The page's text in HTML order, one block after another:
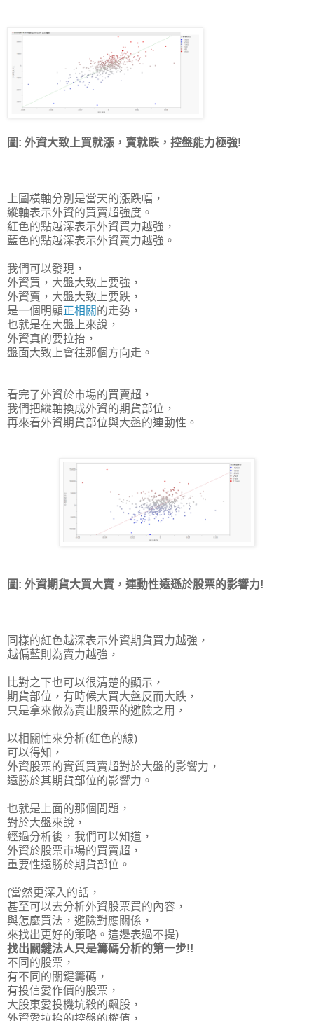
圖: 外資大致上買就漲，賣就跌，控盤能力極強!
上圖橫軸分別是當天的漲跌幅，
縱軸表示外資的買賣超強度。
紅色的點越深表示外資買力越強，
藍色的點越深表示外資賣力越強。
我們可以發現，
外資買，大盤大致上要強，
外資賣，大盤大致上要跌，
是一個明顯正相關的走勢，
也就是在大盤上來說，
外資真的要拉抬，
盤面大致上會往那個方向走。
看完了外資於市場的買賣超，
我們把縱軸換成外資的期貨部位，
再來看外資期貨部位與大盤的連動性。
圖: 外資期貨大買大賣，連動性遠遜於股票的影響力!
同樣的紅色越深表示外資期貨買力越強，
越偏藍則為賣力越強，
比對之下也可以很清楚的顯示，
期貨部位，有時候大買大盤反而大跌，
只是拿來做為賣出股票的避險之用，
以相關性來分析(紅色的線)
可以得知，
外資股票的實質買賣超對於大盤的影響力，
遠勝於其期貨部位的影響力。
也就是上面的那個問題，
對於大盤來說，
經過分析後，我們可以知道，
外資於股票市場的買賣超，
重要性遠勝於期貨部位。
(當然更深入的話，
甚至可以去分析外資股票買的內容，
與怎麼買法，避險對應關係，
來找出更好的策略。這邊表過不提)
找出關鍵法人只是籌碼分析的第一步!!
不同的股票，
有不同的關鍵籌碼，
有投信愛作價的股票，
大股東愛投機坑殺的飆股，
外資愛拉抬的控盤的權值，